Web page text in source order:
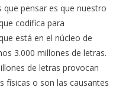
pensar es que nuestro
codifica para
está en el núcleo de
3.000 millones de letras.
de letras provocan
físicas o son las causantes